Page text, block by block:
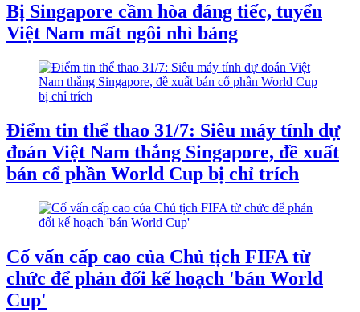
Bị Singapore cầm hòa đáng tiếc, tuyển
Việt Nam mất ngôi nhì bảng
Điểm tin thể thao 31/7: Siêu máy tính dự
đoán Việt Nam thắng Singapore, đề xuất
bán cổ phần World Cup bị chỉ trích
Cố vấn cấp cao của Chủ tịch FIFA từ
chức để phản đối kế hoạch 'bán World
Cup'